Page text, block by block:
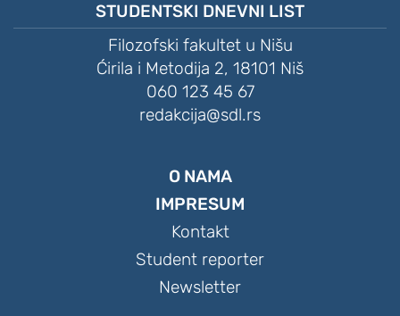
STUDENTSKI DNEVNI LIST
Filozofski fakultet u Nišu
Ćirila i Metodija 2, 18101 Niš
060 123 45 67
redakcija@sdl.rs
O NAMA
IMPRESUM
Kontakt
Student reporter
Newsletter